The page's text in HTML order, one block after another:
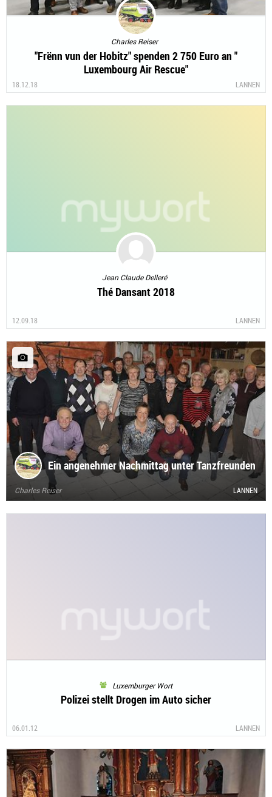
Charles Reiser
"Frënn vun der Hobitz" spenden 2 750 Euro an "
Luxembourg Air Rescue"
18.12.18 LANNEN
Jean Claude Delleré
Thé Dansant 2018
12.09.18 LANNEN
Ein angenehmer Nachmittag unter Tanzfreunden
Charles Reiser LANNEN
Luxemburger Wort
Polizei stellt Drogen im Auto sicher
06.01.12 LANNEN